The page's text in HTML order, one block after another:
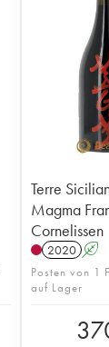
Terre
Magma
Cornelissen
2020 A
Posten von 1
auf Lager